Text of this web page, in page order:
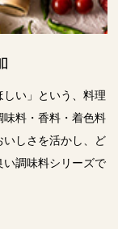
しい」という、料理
料・香料・着色料
しさを活かし、ど
い調味料シリーズで